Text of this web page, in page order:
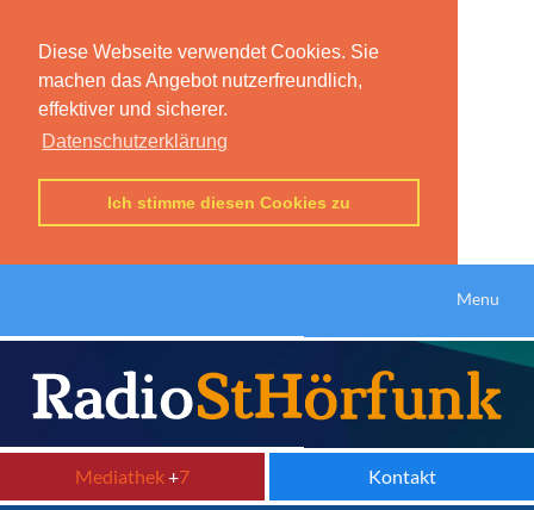
Diese Webseite verwendet Cookies. Sie
machen das Angebot nutzerfreundlich,
effektiver und sicherer.
Datenschutzerklärung
Ich stimme diesen Cookies zu
Menu
Mediathek+7 Kontakt